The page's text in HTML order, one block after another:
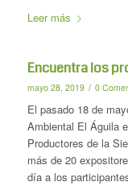
Leer más
Encuentra los
mayo 28, 2019 / 0
El pasado 18 de
Ambiental El Águila
Productores de la
más de 20
día a los